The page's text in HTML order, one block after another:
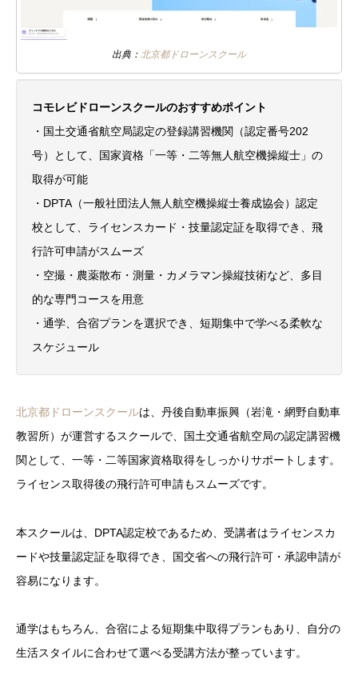
出典： 北京都ドローンスクール
コモレビドローンスクールのおすすめポイント
・国土交通省航空局認定の登録講習機関（認定番号202
号）として、国家資格「一等・二等無人航空機操縦士」の
取得が可能
・DPTA（一般社団法人無人航空機操縦士養成協会）認定
校として、ライセンスカード・技量認定証を取得でき、飛
行許可申請がスムーズ
・空撮・農薬散布・測量・カメラマン操縦技術など、多目
的な専門コースを用意
・通学、合宿プランを選択でき、短期集中で学べる柔軟な
スケジュール
北京都ドローンスクールは、丹後自動車振興（岩滝・網野自動車
教習所）が運営するスクールで、国土交通省航空局の認定講習機
関として、一等・二等国家資格取得をしっかりサポートします。
ライセンス取得後の飛行許可申請もスムーズです。
本スクールは、DPTA認定校であるため、受講者はライセンスカ
ードや技量認定証を取得でき、国交省への飛行許可・承認申請が
容易になります。
通学はもちろん、合宿による短期集中取得プランもあり、自分の
生活スタイルに合わせて選べる受講方法が整っています。